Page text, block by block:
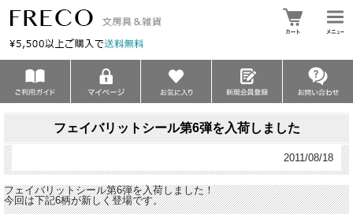
フェイバリットシール第6弾を入荷しました
2011/08/18
フェイバリットシール第6弾を入荷しました！
今回は下記6柄が新しく登場です。